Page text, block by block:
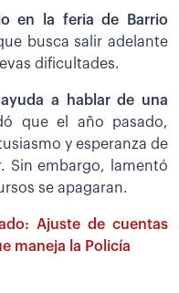
en la feria de Barrio
busca salir adelante
dificultades.
a hablar de una
que el año pasado,
y esperanza de
Sin embargo, lamentó
se apagaran.
Ajuste de cuentas
maneja la Policía